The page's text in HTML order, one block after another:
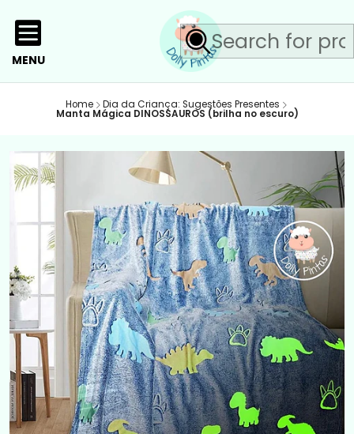
MENU
Home Dia da Criança: Sugestões Presentes
Manta Mágica DINOSSAUROS (brilha no escuro)